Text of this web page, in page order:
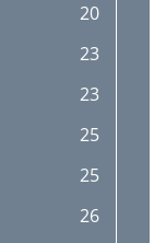
20
23
23
25
25
26